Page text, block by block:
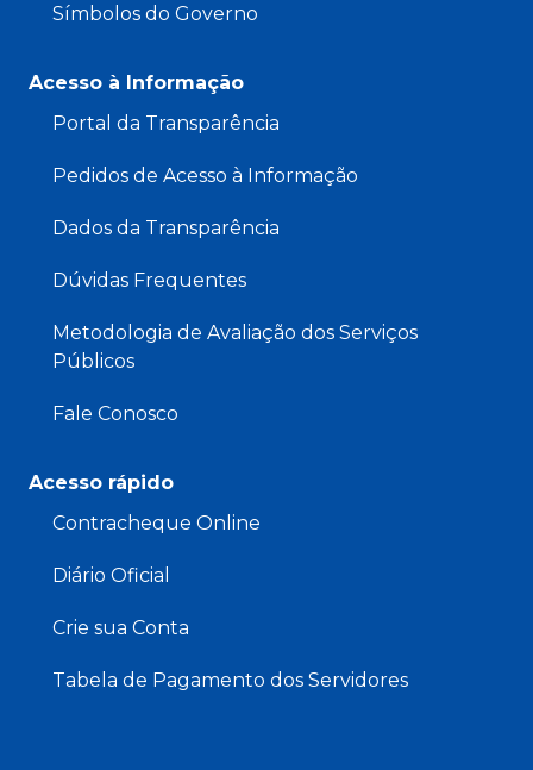
Símbolos do Governo
Acesso à Informação
Portal da Transparência
Pedidos de Acesso à Informação
Dados da Transparência
Dúvidas Frequentes
Metodologia de Avaliação dos Serviços
Públicos
Fale Conosco
Acesso rápido
Contracheque Online
Diário Oficial
Crie sua Conta
Tabela de Pagamento dos Servidores